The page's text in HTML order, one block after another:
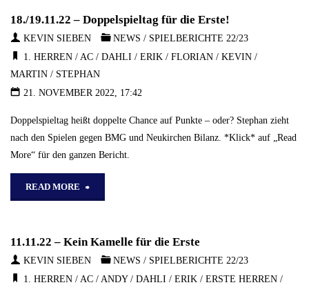
18./19.11.22 – Doppelspieltag für die Erste!
KEVIN SIEBEN NEWS / SPIELBERICHTE 22/23
1. HERREN/AC/ DAHLI / ERIK/ FLORIAN/ KEVIN/
MARTIN / STEPHAN
21. NOVEMBER 2022, 17:42
Doppelspieltag heißt doppelte Chance auf Punkte – oder? Stephan zieht
nach den Spielen gegen BMG und Neukirchen Bilanz. *Klick* auf „Read
More“ für den ganzen Bericht.
READ MORE "18./19.11.22
Doppelspieltag
11.11.22 – Kein Kamelle für die Erste
KEVIN SIEBEN NEWS / SPIELBERICHTE 22/23
1. HERREN/ AC/ ANDY/ DAHLI / ERIK/ ERSTE HERREN/